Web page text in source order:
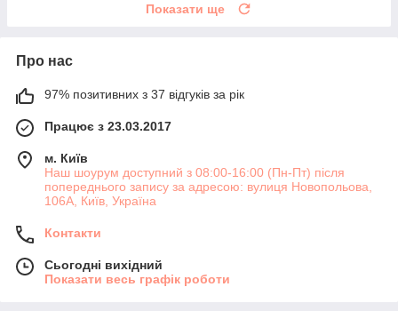
Показати ще
Про нас
97% позитивних з 37 відгуків за рік
Працює з 23.03.2017
м. Київ
Наш шоурум доступний з 08:00-16:00 (Пн-Пт) після
попереднього запису за адресою: вулиця Новопольова,
106А, Київ, Україна
Контакти
Сьогодні вихідний
Показати весь графік роботи